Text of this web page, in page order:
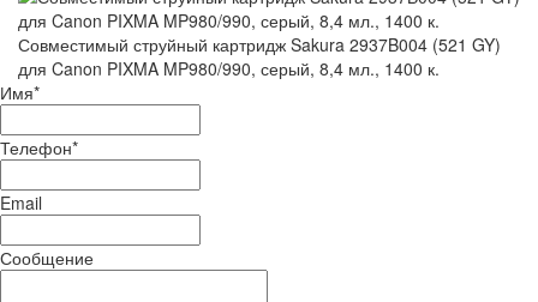
Совместимый струйный картридж Sakura 2937B004 (521 GY)
для Canon PIXMA MP980/990, серый, 8,4 мл., 1400 к.
Имя*
Телефон*
Email
Сообщение